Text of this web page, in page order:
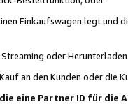
Einkaufswagen legt und
oder
an den Kunden oder die
eine Partner ID für die